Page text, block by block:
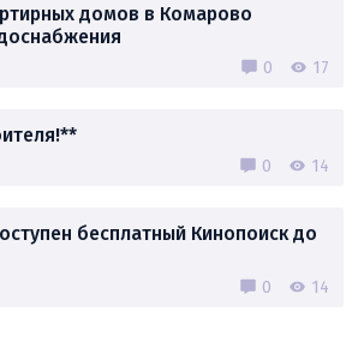
домов в Комарово
0 17
0 14
бесплатный Кинопоиск до
0 14